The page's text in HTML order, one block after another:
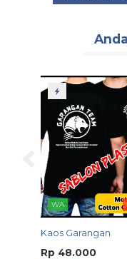
WA
Kaos Garangan
Rp 48.000